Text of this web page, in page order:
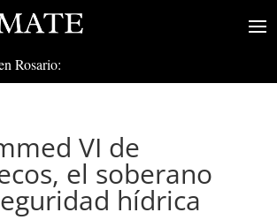
Rosario:
VI de
el soberano
hídrica